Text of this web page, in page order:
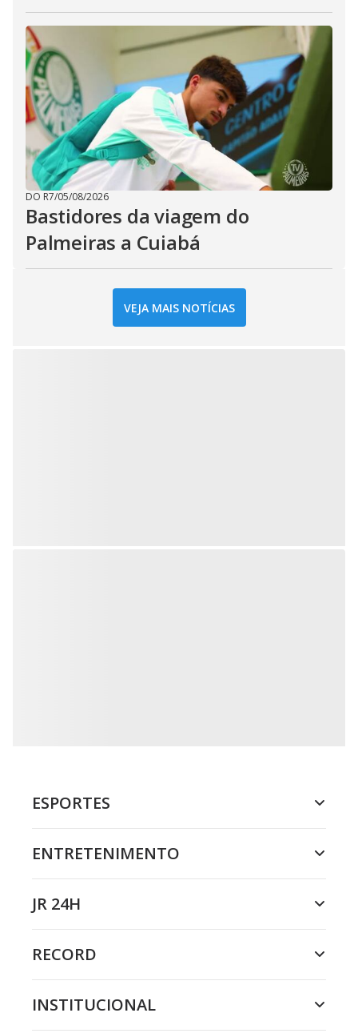
DO R7/05/08/2026
Bastidores da viagem do
Palmeiras a Cuiabá
VEJA MAIS NOTÍCIAS
ESPORTES
ENTRETENIMENTO
JR 24H
RECORD
INSTITUCIONAL